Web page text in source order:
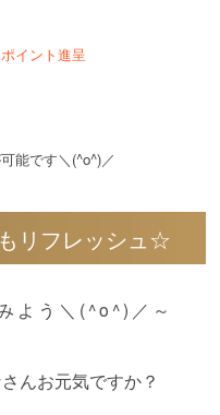
イント進呈
能です＼(^o^)／
リフレッシュ☆
よう＼(^o^)／～
んお元気ですか？